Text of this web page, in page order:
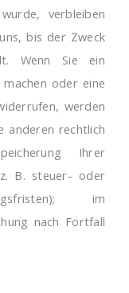
verbleiben
bis der Zweck
Wenn Sie ein
oder eine
werden
anderen rechtlich
Ihrer
B. steuer- oder
im
nach Fortfall